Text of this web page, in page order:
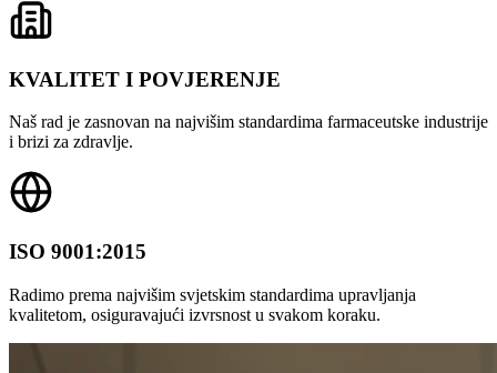
KVALITET I POVJERENJE
Naš rad je zasnovan na najvišim standardima farmaceutske industrije
i brizi za zdravlje.
ISO 9001:2015
Radimo prema najvišim svjetskim standardima upravljanja
kvalitetom, osiguravajući izvrsnost u svakom koraku.